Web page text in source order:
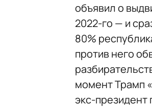
объявил о
2022-го — и
80%
против него
момент Трамп
экс-